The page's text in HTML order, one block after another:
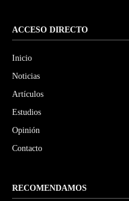
ACCESO DIRECTO
Inicio
Noticias
Artículos
Estudios
Opinión
Contacto
RECOMENDAMOS